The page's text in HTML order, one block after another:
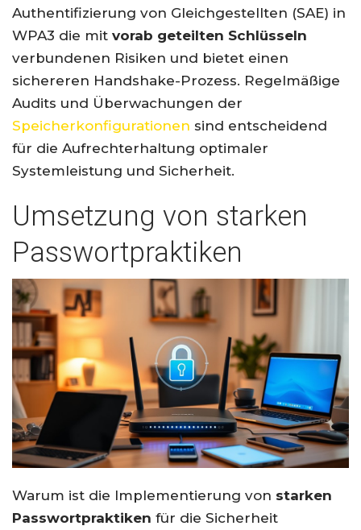
Authentifizierung von Gleichgestellten (SAE) in
WPA3 die mit vorab geteilten Schlüsseln
verbundenen Risiken und bietet einen
sichereren Handshake-Prozess. Regelmäßige
Audits und Überwachungen der
Speicherkonfigurationen sind entscheidend
für die Aufrechterhaltung optimaler
Systemleistung und Sicherheit.
Umsetzung von starken
Passwortpraktiken
Warum ist die Implementierung von starken
Passwortpraktiken für die Sicherheit